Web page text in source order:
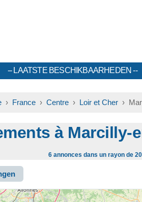
LAATSTE BESCHIKBAARHEDEN
› France› Centre› Loir et Cher›
à Marcilly-
6 annonces dans un rayon de